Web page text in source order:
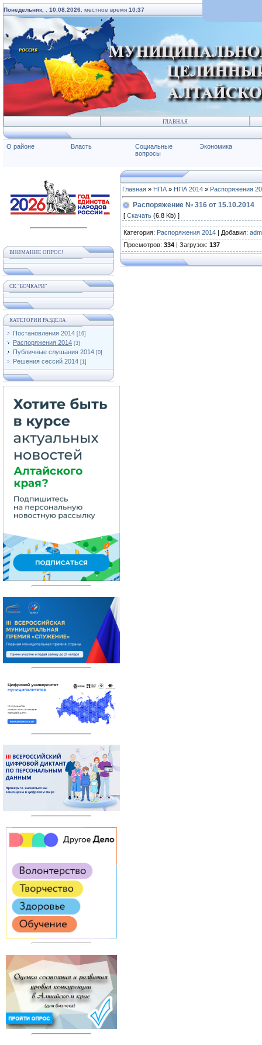
Понедельник, 10.08.2026 , местное время 10:37
ГЛАВНАЯ
О районе Власть
Социальные
вопросы
Экономика
ВНИМАНИЕ ОПРОС!
СК "БОЧКАРИ"
КАТЕГОРИИ РАЗДЕЛА
Постановления 2014 [16]
Распоряжения 2014 [3]
Публичные слушания 2014 [0]
Решения сессий 2014 [1]
Главная » НПА » НПА 2014 » Распоряжения
Распоряжение № 316 от 15.10.2014
[ Скачать (6.8 Kb) ]
Категория: Распоряжения 2014 | Добавил:
Просмотров: 334 | Загрузок: 137